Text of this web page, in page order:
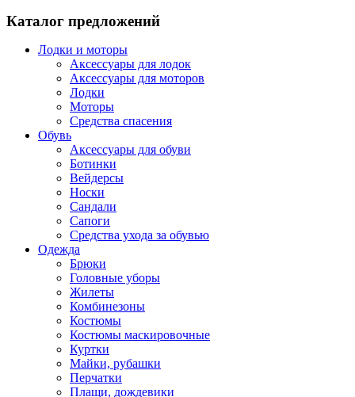
Каталог предложений
Лодки и моторы
Аксессуары для лодок
Аксессуары для моторов
Лодки
Моторы
Средства спасения
Обувь
Аксессуары для обуви
Ботинки
Вейдерсы
Носки
Сандали
Сапоги
Средства ухода за обувью
Одежда
Брюки
Головные уборы
Жилеты
Комбинезоны
Костюмы
Костюмы маскировочные
Куртки
Майки, рубашки
Перчатки
Плащи, дождевики